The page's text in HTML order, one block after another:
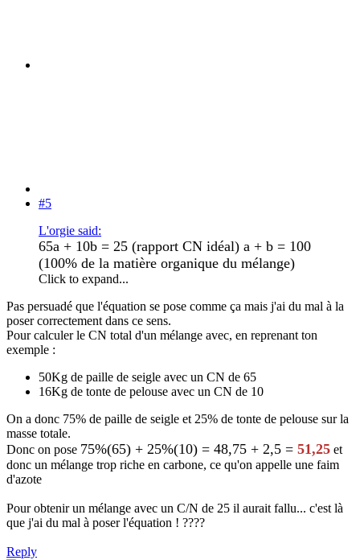
#5
L'orgie said:
65a + 10b = 25 (rapport CN idéal) a + b = 100
(100% de la matière organique du mélange)
Click to expand...
Pas persuadé que l'équation se pose comme ça mais j'ai du mal à la
poser correctement dans ce sens.
Pour calculer le CN total d'un mélange avec, en reprenant ton
exemple :
50Kg de paille de seigle avec un CN de 65
16Kg de tonte de pelouse avec un CN de 10
On a donc 75% de paille de seigle et 25% de tonte de pelouse sur la
masse totale.
Donc on pose 75%(65) + 25%(10) = 48,75 + 2,5 = 51,25 et
donc un mélange trop riche en carbone, ce qu'on appelle une faim
d'azote
Pour obtenir un mélange avec un C/N de 25 il aurait fallu... c'est là
que j'ai du mal à poser l'équation ! ????
Reply